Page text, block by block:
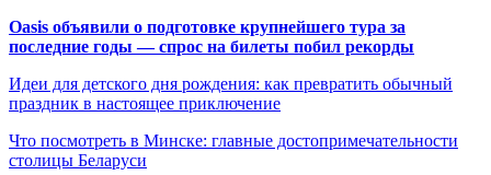
Oasis объявили о подготовке крупнейшего тура за
последние годы — спрос на билеты побил рекорды
Идеи для детского дня рождения: как превратить обычный
праздник в настоящее приключение
Что посмотреть в Минске: главные достопримечательности
столицы Беларуси